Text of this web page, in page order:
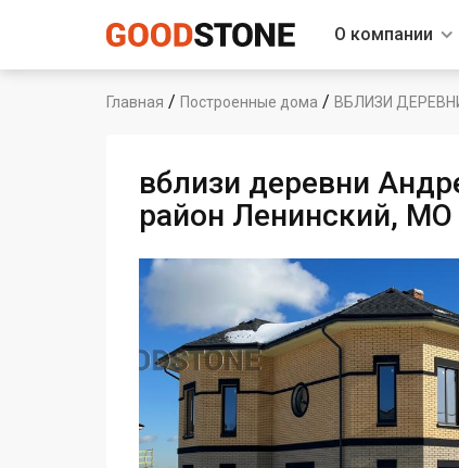
О компании
Главная / Построенные дома / ВБЛИЗИ
вблизи деревни
район Ленинский, МО